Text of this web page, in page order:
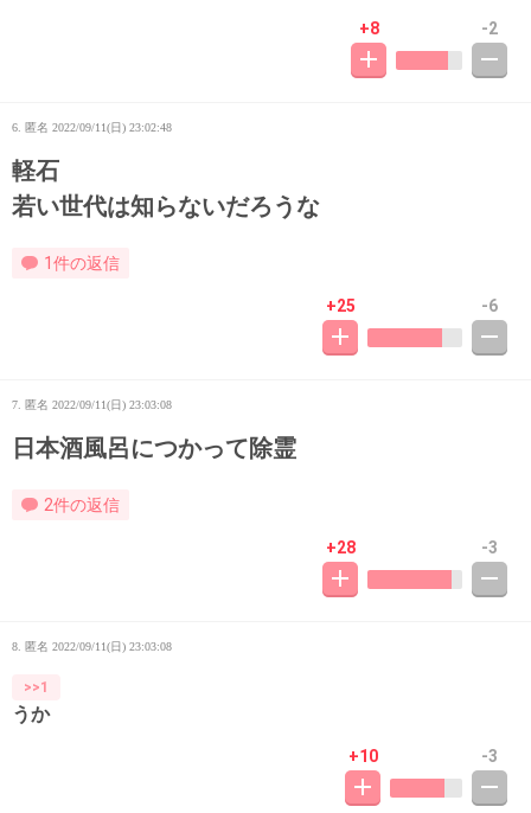
+8 -2
6. 匿名 2022/09/11(日) 23:02:48
軽石
若い世代は知らないだろうな
1件の返信
+25 -6
7. 匿名 2022/09/11(日) 23:03:08
日本酒風呂につかって除霊
2件の返信
+28 -3
8. 匿名 2022/09/11(日) 23:03:08
>>1
うか
+10 -3